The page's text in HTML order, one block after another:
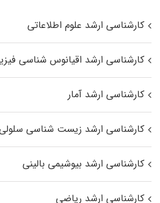
کارشناسی ارشد علوم اطلاعاتی
کارشناسی ارشد اقیانوس‌ شناسی
کارشناسی ارشد آمار
کارشناسی ارشد زیست شناسی
کارشناسی ارشد بیوشیمی بالینی
کارشناسی ارشد ریاضی